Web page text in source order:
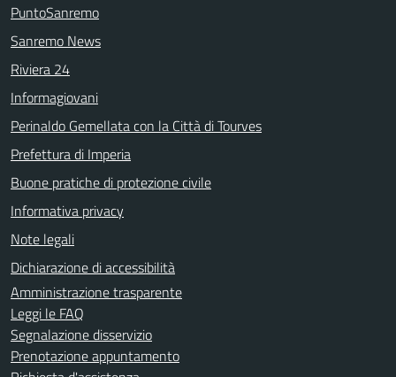
PuntoSanremo
Sanremo News
Riviera 24
Informagiovani
Perinaldo Gemellata con la Città di Tourves
Prefettura di Imperia
Buone pratiche di protezione civile
Informativa privacy
Note legali
Dichiarazione di accessibilità
Amministrazione trasparente
Leggi le FAQ
Segnalazione disservizio
Prenotazione appuntamento